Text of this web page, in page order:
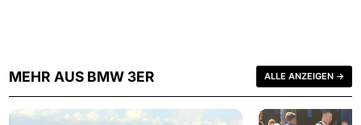
MEHR AUS BMW 3ER ALLE ANZEIGEN →